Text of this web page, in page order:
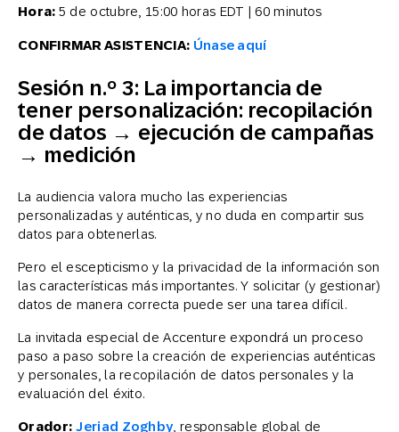
Hora: 5 de octubre, 15:00 horas EDT | 60 minutos
CONFIRMAR ASISTENCIA: Únase aquí
Sesión n.º 3: La importancia de
tener personalización: recopilación
de datos → ejecución de campañas
→ medición
La audiencia valora mucho las experiencias
personalizadas y auténticas, y no duda en compartir sus
datos para obtenerlas.
Pero el escepticismo y la privacidad de la información son
las características más importantes. Y solicitar (y gestionar)
datos de manera correcta puede ser una tarea difícil.
La invitada especial de Accenture expondrá un proceso
paso a paso sobre la creación de experiencias auténticas
y personales, la recopilación de datos personales y la
evaluación del éxito.
Orador: Jeriad Zoghby, responsable global de